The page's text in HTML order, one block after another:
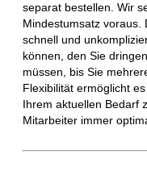
separat bestellen. Wir
Mindestumsatz voraus.
schnell und
können, den Sie
müssen, bis Sie
Flexibilität ermöglicht
Ihrem aktuellen Bedarf
Mitarbeiter immer